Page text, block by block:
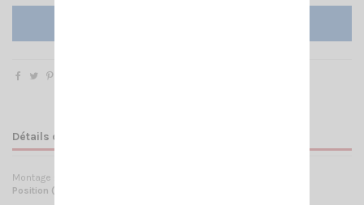
Détails du produit
Montage :
Position (P)